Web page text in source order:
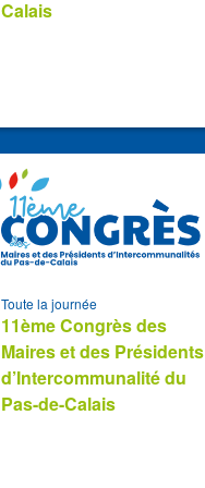
Calais
11ème Congrès des
Maires et des Présidents
d’Intercommunalité du
Pas-de-Calais
Toute la journée